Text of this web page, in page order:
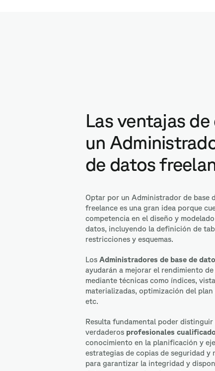
Las ventajas
un
de datos
Optar por un Administrador de base
freelance es una gran idea porque
competencia en el diseño y
datos, incluyendo la definición de
restricciones y esquemas.
Los Administradores de base de
ayudarán a mejorar el rendimiento
mediante técnicas como índices,
materializadas, optimización del plan
etc.
Resulta fundamental poder distinguir
verdaderos profesionales
conocimiento en la planificación y
estrategias de copias de seguridad y
para garantizar la integridad y